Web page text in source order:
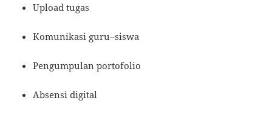
Upload tugas
Komunikasi guru–siswa
Pengumpulan portofolio
Absensi digital